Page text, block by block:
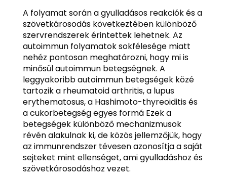
A folyamat során a gyulladásos reakciók és a
szövetkárosodás következtében különböző
szervrendszerek érintettek lehetnek. Az
autoimmun folyamatok sokfélesége miatt
nehéz pontosan meghatározni, hogy mi is
minősül autoimmun betegségnek. A
leggyakoribb autoimmun betegségek közé
tartozik a rheumatoid arthritis, a lupus
erythematosus, a Hashimoto-thyreoiditis és
a cukorbetegség egyes formá Ezek a
betegségek különböző mechanizmusok
révén alakulnak ki, de közös jellemzőjük, hogy
az immunrendszer tévesen azonosítja a saját
sejteket mint ellenséget, ami gyulladáshoz és
szövetkárosodáshoz vezet.